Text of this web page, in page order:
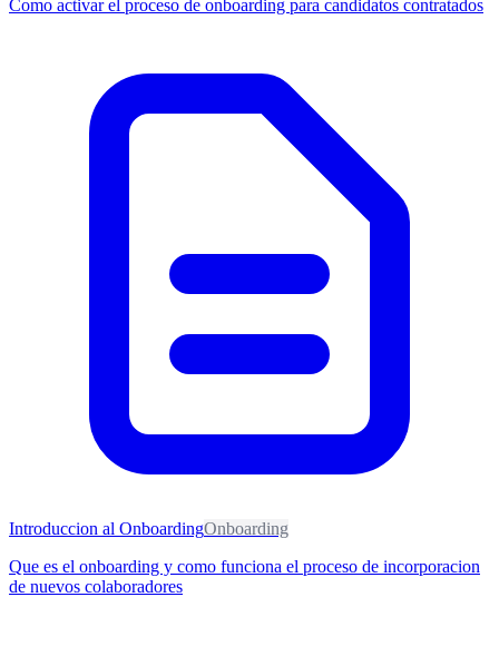
Como activar el proceso de onboarding para candidatos contratados
Introduccion al OnboardingOnboarding
Que es el onboarding y como funciona el proceso de incorporacion
de nuevos colaboradores